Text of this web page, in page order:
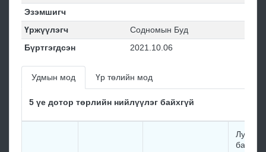
Эзэмшигч
Үржүүлэгч
Содномын Буд
Бүртгэгдсэн
2021.10.06
Удмын мод Үр төлийн мод
5 үе дотор төрлийн нийлүүлэг байхгүй
баян